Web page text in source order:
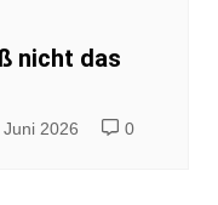
nicht das
Juni 2026 0